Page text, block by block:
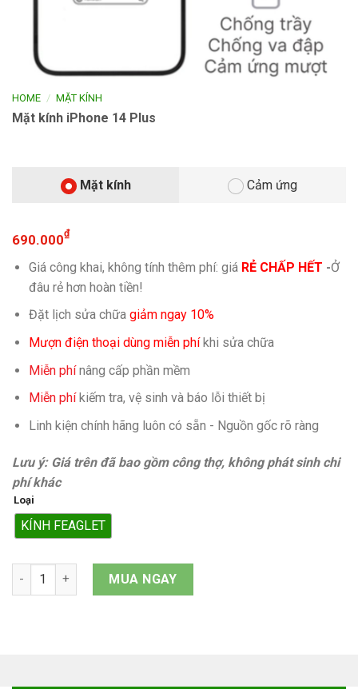
HOME / MẶT KÍNH
Mặt kính iPhone 14 Plus
Mặt kính Cảm ứng
690.000₫
Giá công khai, không tính thêm phí: giá RẺ CHẤP HẾT -Ở
đâu rẻ hơn hoàn tiền!
Đặt lịch sửa chữa giảm ngay 10%
Mượn điện thoại dùng miễn phíkhi sửa chữa
Miễn phínâng cấp phần mềm
Miễn phíkiếm tra, vệ sinh và báo lỗi thiết bị
Linh kiện chính hãng luôn có sẵn - Nguồn gốc rõ ràng
Lưu ý: Giá trên đã bao gồm công thợ, không phát sinh chi
phí khác
Loại
KÍNH FEAGLET
Mặt kính iPhone 14 Plus quantity
MUA NGAY